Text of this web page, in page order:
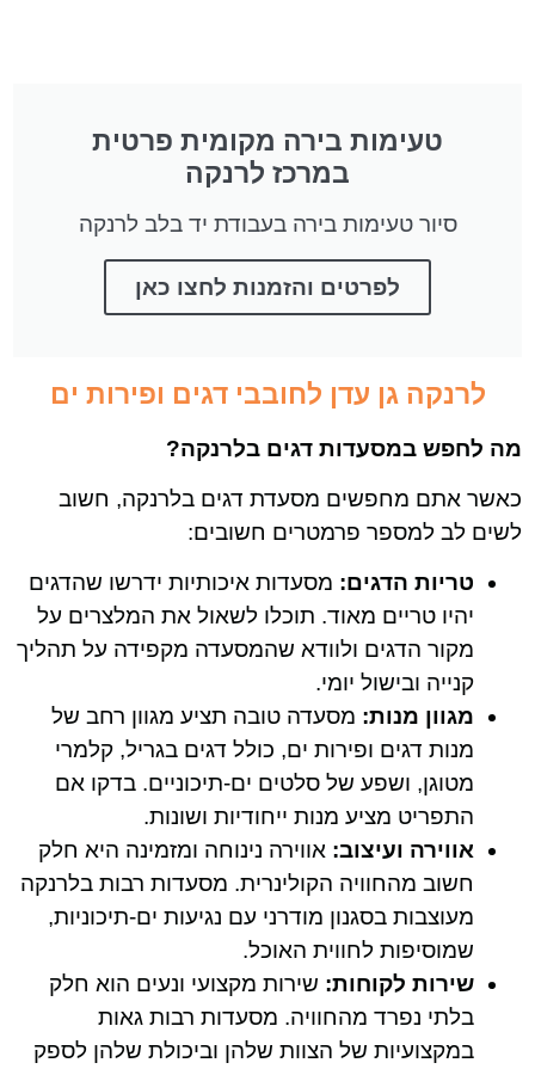
טעימות בירה מקומית פרטית
במרכז לרנקה
סיור טעימות בירה בעבודת יד בלב לרנקה
לפרטים והזמנות לחצו כאן
לרנקה גן עדן לחובבי דגים ופירות ים
מה לחפש במסעדות דגים בלרנקה?
כאשר אתם מחפשים מסעדת דגים בלרנקה, חשוב
לשים לב למספר פרמטרים חשובים:
טריות הדגים: מסעדות איכותיות ידרשו שהדגים
יהיו טריים מאוד. תוכלו לשאול את המלצרים על
מקור הדגים ולוודא שהמסעדה מקפידה על תהליך
קנייה ובישול יומי.
מגוון מנות: מסעדה טובה תציע מגוון רחב של
מנות דגים ופירות ים, כולל דגים בגריל, קלמרי
מטוגן, ושפע של סלטים ים-תיכוניים. בדקו אם
התפריט מציע מנות ייחודיות ושונות.
אווירה ועיצוב: אווירה נינוחה ומזמינה היא חלק
חשוב מהחוויה הקולינרית. מסעדות רבות בלרנקה
מעוצבות בסגנון מודרני עם נגיעות ים-תיכוניות,
שמוסיפות לחווית האוכל.
שירות לקוחות: שירות מקצועי ונעים הוא חלק
בלתי נפרד מהחוויה. מסעדות רבות גאות
במקצועיות של הצוות שלהן וביכולת שלהן לספק